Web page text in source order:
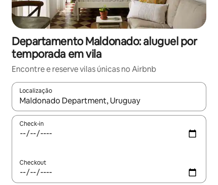
Departamento Maldonado: aluguel por
temporada em vila
Encontre e reserve vilas únicas no Airbnb
Localização
Quando os resultados estiverem disponíveis, explore-os
Check-in
Checkout